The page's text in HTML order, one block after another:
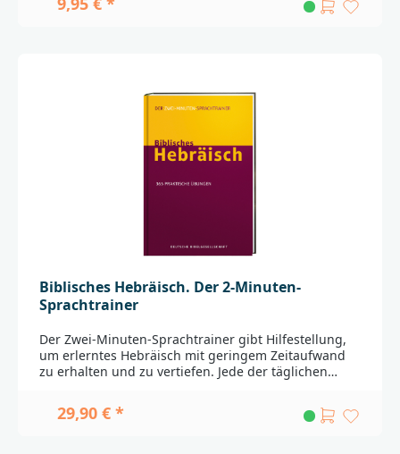
(Nr. 5110-9)
Stuttgartproduktsicherheit@dbg.de
Biblisches Hebräisch. Der 2-Minuten-
Sprachtrainer
Der Zwei-Minuten-Sprachtrainer gibt Hilfestellung,
um erlerntes Hebräisch mit geringem Zeitaufwand
zu erhalten und zu vertiefen. Jede der täglichen
und Deutsch, einer neuen hebräischen Vokabel
sowie der Wiederholung von zwei bereits gelernten
29,90 € *